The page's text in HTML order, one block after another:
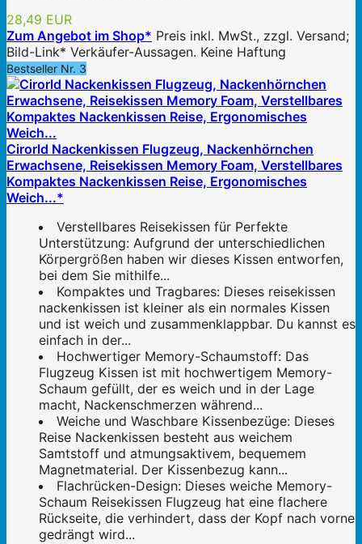
28,49 EUR
Zum Angebot im Shop* Preis inkl. MwSt., zzgl. Versand;
Bild-Link* Verkäufer-Aussagen. Keine Haftung
Bestseller Nr. 3
Cirorld Nackenkissen Flugzeug, Nackenhörnchen
Erwachsene, Reisekissen Memory Foam, Verstellbares
Kompaktes Nackenkissen Reise, Ergonomisches
Weich...*
Verstellbares Reisekissen für Perfekte
Unterstützung: Aufgrund der unterschiedlichen
Körpergrößen haben wir dieses Kissen entworfen,
bei dem Sie mithilfe...
Kompaktes und Tragbares: Dieses reisekissen
nackenkissen ist kleiner als ein normales Kissen
und ist weich und zusammenklappbar. Du kannst es
einfach in der...
Hochwertiger Memory-Schaumstoff: Das
Flugzeug Kissen ist mit hochwertigem Memory-
Schaum gefüllt, der es weich und in der Lage
macht, Nackenschmerzen während...
Weiche und Waschbare Kissenbezüge: Dieses
Reise Nackenkissen besteht aus weichem
Samtstoff und atmungsaktivem, bequemem
Magnetmaterial. Der Kissenbezug kann...
Flachrücken-Design: Dieses weiche Memory-
Schaum Reisekissen Flugzeug hat eine flachere
Rückseite, die verhindert, dass der Kopf nach vorne
gedrängt wird...